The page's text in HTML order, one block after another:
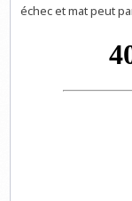
échec et mat peut